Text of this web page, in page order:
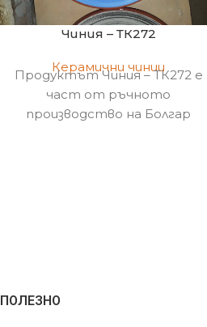
Чиния – ТК272
Керамични чинии
Продуктът Чиния – ТК272 е
част от ръчното
производство на Болгар
ПОЛЕЗНО